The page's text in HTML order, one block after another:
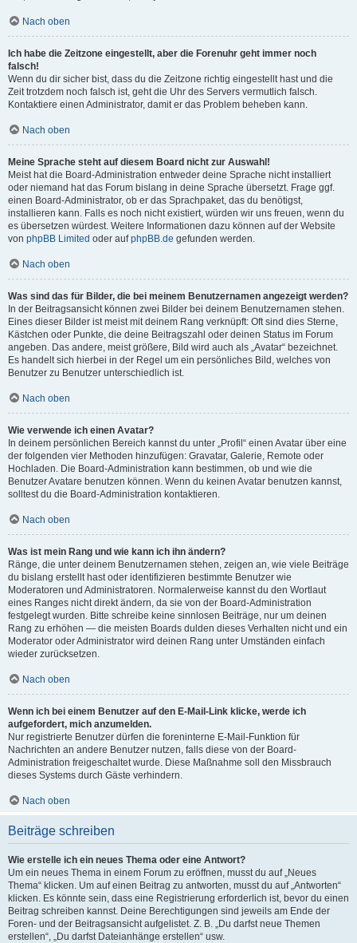
Nach oben
Ich habe die Zeitzone eingestellt, aber die Forenuhr geht immer noch
falsch!
Wenn du dir sicher bist, dass du die Zeitzone richtig eingestellt hast und die
Zeit trotzdem noch falsch ist, geht die Uhr des Servers vermutlich falsch.
Kontaktiere einen Administrator, damit er das Problem beheben kann.
Nach oben
Meine Sprache steht auf diesem Board nicht zur Auswahl!
Meist hat die Board-Administration entweder deine Sprache nicht installiert
oder niemand hat das Forum bislang in deine Sprache übersetzt. Frage ggf.
einen Board-Administrator, ob er das Sprachpaket, das du benötigst,
installieren kann. Falls es noch nicht existiert, würden wir uns freuen, wenn du
es übersetzen würdest. Weitere Informationen dazu können auf der Website
von phpBB Limited oder aufphpBB.de gefunden werden.
Nach oben
Was sind das für Bilder, die bei meinem Benutzernamen angezeigt werden?
In der Beitragsansicht können zwei Bilder bei deinem Benutzernamen stehen.
Eines dieser Bilder ist meist mit deinem Rang verknüpft: Oft sind dies Sterne,
Kästchen oder Punkte, die deine Beitragszahl oder deinen Status im Forum
angeben. Das andere, meist größere, Bild wird auch als „Avatar“ bezeichnet.
Es handelt sich hierbei in der Regel um ein persönliches Bild, welches von
Benutzer zu Benutzer unterschiedlich ist.
Nach oben
Wie verwende ich einen Avatar?
In deinem persönlichen Bereich kannst du unter „Profil“ einen Avatar über eine
der folgenden vier Methoden hinzufügen: Gravatar, Galerie, Remote oder
Hochladen. Die Board-Administration kann bestimmen, ob und wie die
Benutzer Avatare benutzen können. Wenn du keinen Avatar benutzen kannst,
solltest du die Board-Administration kontaktieren.
Nach oben
Was ist mein Rang und wie kann ich ihn ändern?
Ränge, die unter deinem Benutzernamen stehen, zeigen an, wie viele Beiträge
du bislang erstellt hast oder identifizieren bestimmte Benutzer wie
Moderatoren und Administratoren. Normalerweise kannst du den Wortlaut
eines Ranges nicht direkt ändern, da sie von der Board-Administration
festgelegt wurden. Bitte schreibe keine sinnlosen Beiträge, nur um deinen
Rang zu erhöhen — die meisten Boards dulden dieses Verhalten nicht und ein
Moderator oder Administrator wird deinen Rang unter Umständen einfach
wieder zurücksetzen.
Nach oben
Wenn ich bei einem Benutzer auf den E-Mail-Link klicke, werde ich
aufgefordert, mich anzumelden.
Nur registrierte Benutzer dürfen die foreninterne E-Mail-Funktion für
Nachrichten an andere Benutzer nutzen, falls diese von der Board-
Administration freigeschaltet wurde. Diese Maßnahme soll den Missbrauch
dieses Systems durch Gäste verhindern.
Nach oben
Beiträge schreiben
Wie erstelle ich ein neues Thema oder eine Antwort?
Um ein neues Thema in einem Forum zu eröffnen, musst du auf „Neues
Thema“ klicken. Um auf einen Beitrag zu antworten, musst du auf „Antworten“
klicken. Es könnte sein, dass eine Registrierung erforderlich ist, bevor du einen
Beitrag schreiben kannst. Deine Berechtigungen sind jeweils am Ende der
Foren- und der Beitragsansicht aufgelistet. Z. B. „Du darfst neue Themen
erstellen“, „Du darfst Dateianhänge erstellen“ usw.